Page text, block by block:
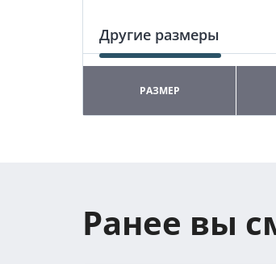
Другие размеры
РАЗМЕР
Ранее вы